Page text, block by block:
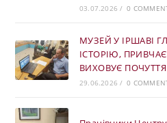
03.07.2026 / 0
МУЗЕЙ У ІРШАВІ
ІСТОРІЮ,
ВИХОВУЄ
29.06.2026 / 0